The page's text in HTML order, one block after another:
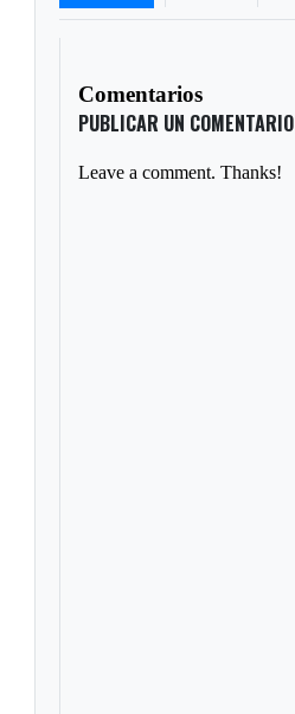
Comentarios
PUBLICAR UN COMENTARIO
Leave a comment. Thanks!